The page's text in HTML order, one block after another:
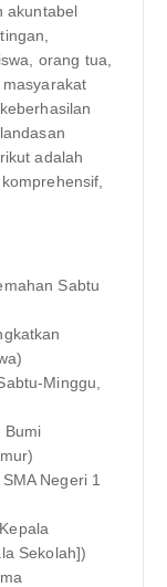
akuntabel
orang tua,
adalah
Sabtu
Minggu,
Bumi
Negeri 1
Sekolah])